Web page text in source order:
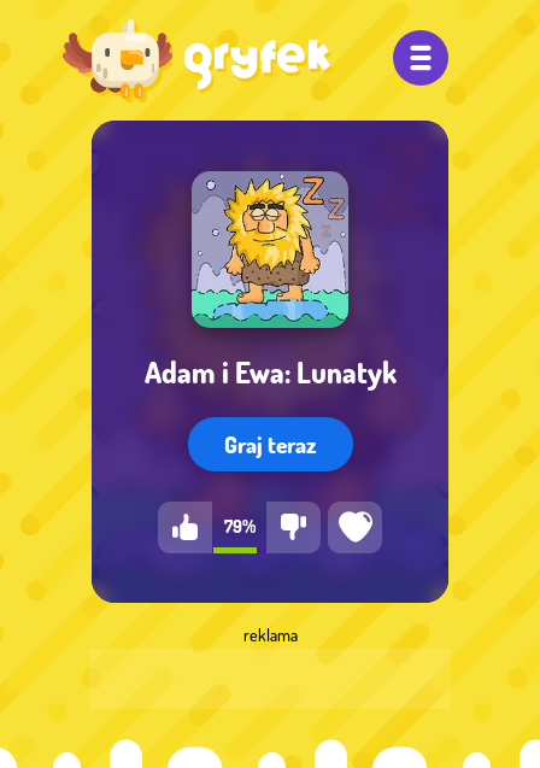
Adam i Ewa: Lunatyk
Graj teraz
79%
reklama